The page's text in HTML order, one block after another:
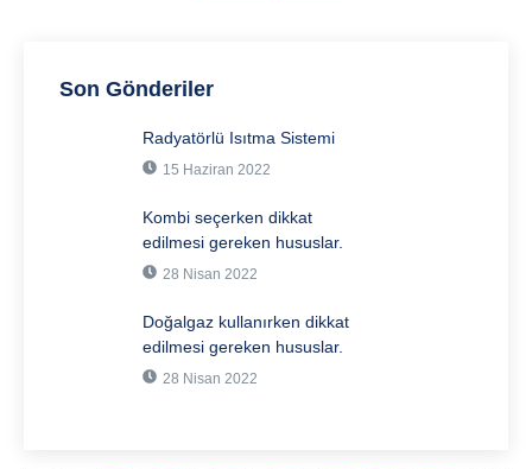
Son Gönderiler
Radyatörlü Isıtma Sistemi
15 Haziran 2022
Kombi seçerken dikkat
edilmesi gereken hususlar.
28 Nisan 2022
Doğalgaz kullanırken dikkat
edilmesi gereken hususlar.
28 Nisan 2022